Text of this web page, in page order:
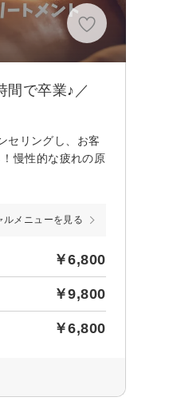
で卒業♪／
セリングし、お客
慢性的な疲れの原
ルメニューを見る
￥6,800
￥9,800
￥6,800